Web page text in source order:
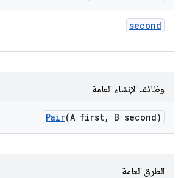
second
وظائف الإنشاء العامة
Pair(A first, B second)
الطرق العامة